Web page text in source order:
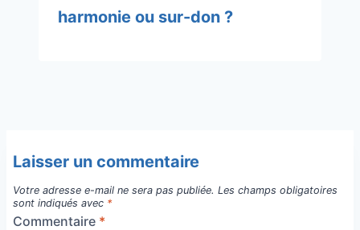
harmonie ou sur-don ?
Laisser un commentaire
Votre adresse e-mail ne sera pas publiée. Les champs obligatoires
sont indiqués avec *
Commentaire *